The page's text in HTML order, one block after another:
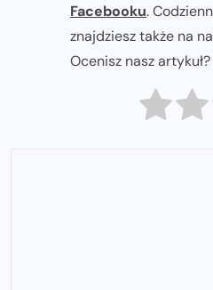
Facebooku.
znajdziesz także na
Ocenisz nasz